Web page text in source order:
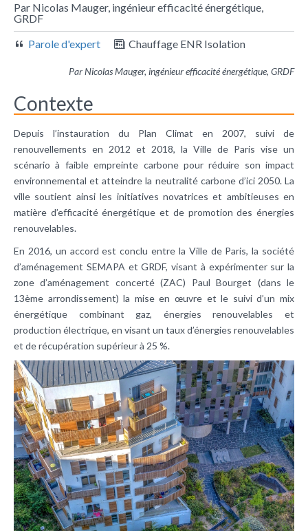
Par Nicolas Mauger, ingénieur efficacité énergétique,
GRDF
Parole d'expert
Chauffage ENR Isolation
Par Nicolas Mauger, ingénieur efficacité énergétique, GRDF
Contexte
Depuis l’instauration du Plan Climat en 2007, suivi de
renouvellements en 2012 et 2018, la Ville de Paris vise un
scénario à faible empreinte carbone pour réduire son impact
environnemental et atteindre la neutralité carbone d’ici 2050. La
ville soutient ainsi les initiatives novatrices et ambitieuses en
matière d’efficacité énergétique et de promotion des énergies
renouvelables.
En 2016, un accord est conclu entre la Ville de Paris, la société
d’aménagement SEMAPA et GRDF, visant à expérimenter sur la
zone d’aménagement concerté (ZAC) Paul Bourget (dans le
13ème arrondissement) la mise en œuvre et le suivi d’un mix
énergétique combinant gaz, énergies renouvelables et
production électrique, en visant un taux d’énergies renouvelables
et de récupération supérieur à 25 %.